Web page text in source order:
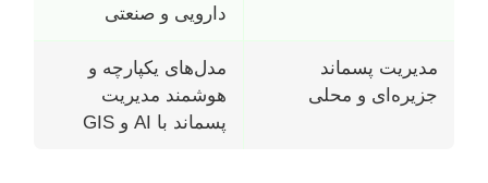
دارویی و صنعتی
مدیریت پسماند
جزیره‌ای و محلی
مدل‌های یکپارچه و
هوشمند مدیریت
پسماند با AI و GIS